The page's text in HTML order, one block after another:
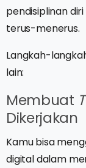
pendisiplinan
terus-menerus.
Langkah-
lain:
Membuat
Dikerjakan
Kamu bisa
digital dalam